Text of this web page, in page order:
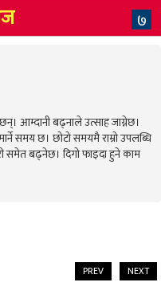
७
आम्दानी बढ्नाले उत्साह जाग्नेछ।
समय छ। छोटो समयमै राम्रो उपलब्धि
समेत बढ्नेछ। दिगो फाइदा हुने काम
PREV NEXT